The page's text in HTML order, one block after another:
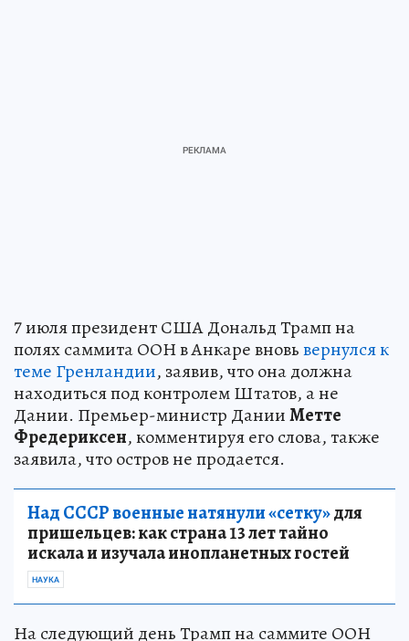
7 июля президент США Дональд Трамп на
полях саммита ООН в Анкаре вновьвернулся к
теме Гренландии, заявив, что она должна
находиться под контролем Штатов, а не
Дании. Премьер-министр ДанииМетте
Фредериксен, комментируя его слова, также
заявила, что остров не продается.
Над СССР военные натянули «сетку»для
пришельцев: как страна 13 лет тайно
искала и изучала инопланетных гостей
НАУКА
На следующий день Трамп на саммите ООН